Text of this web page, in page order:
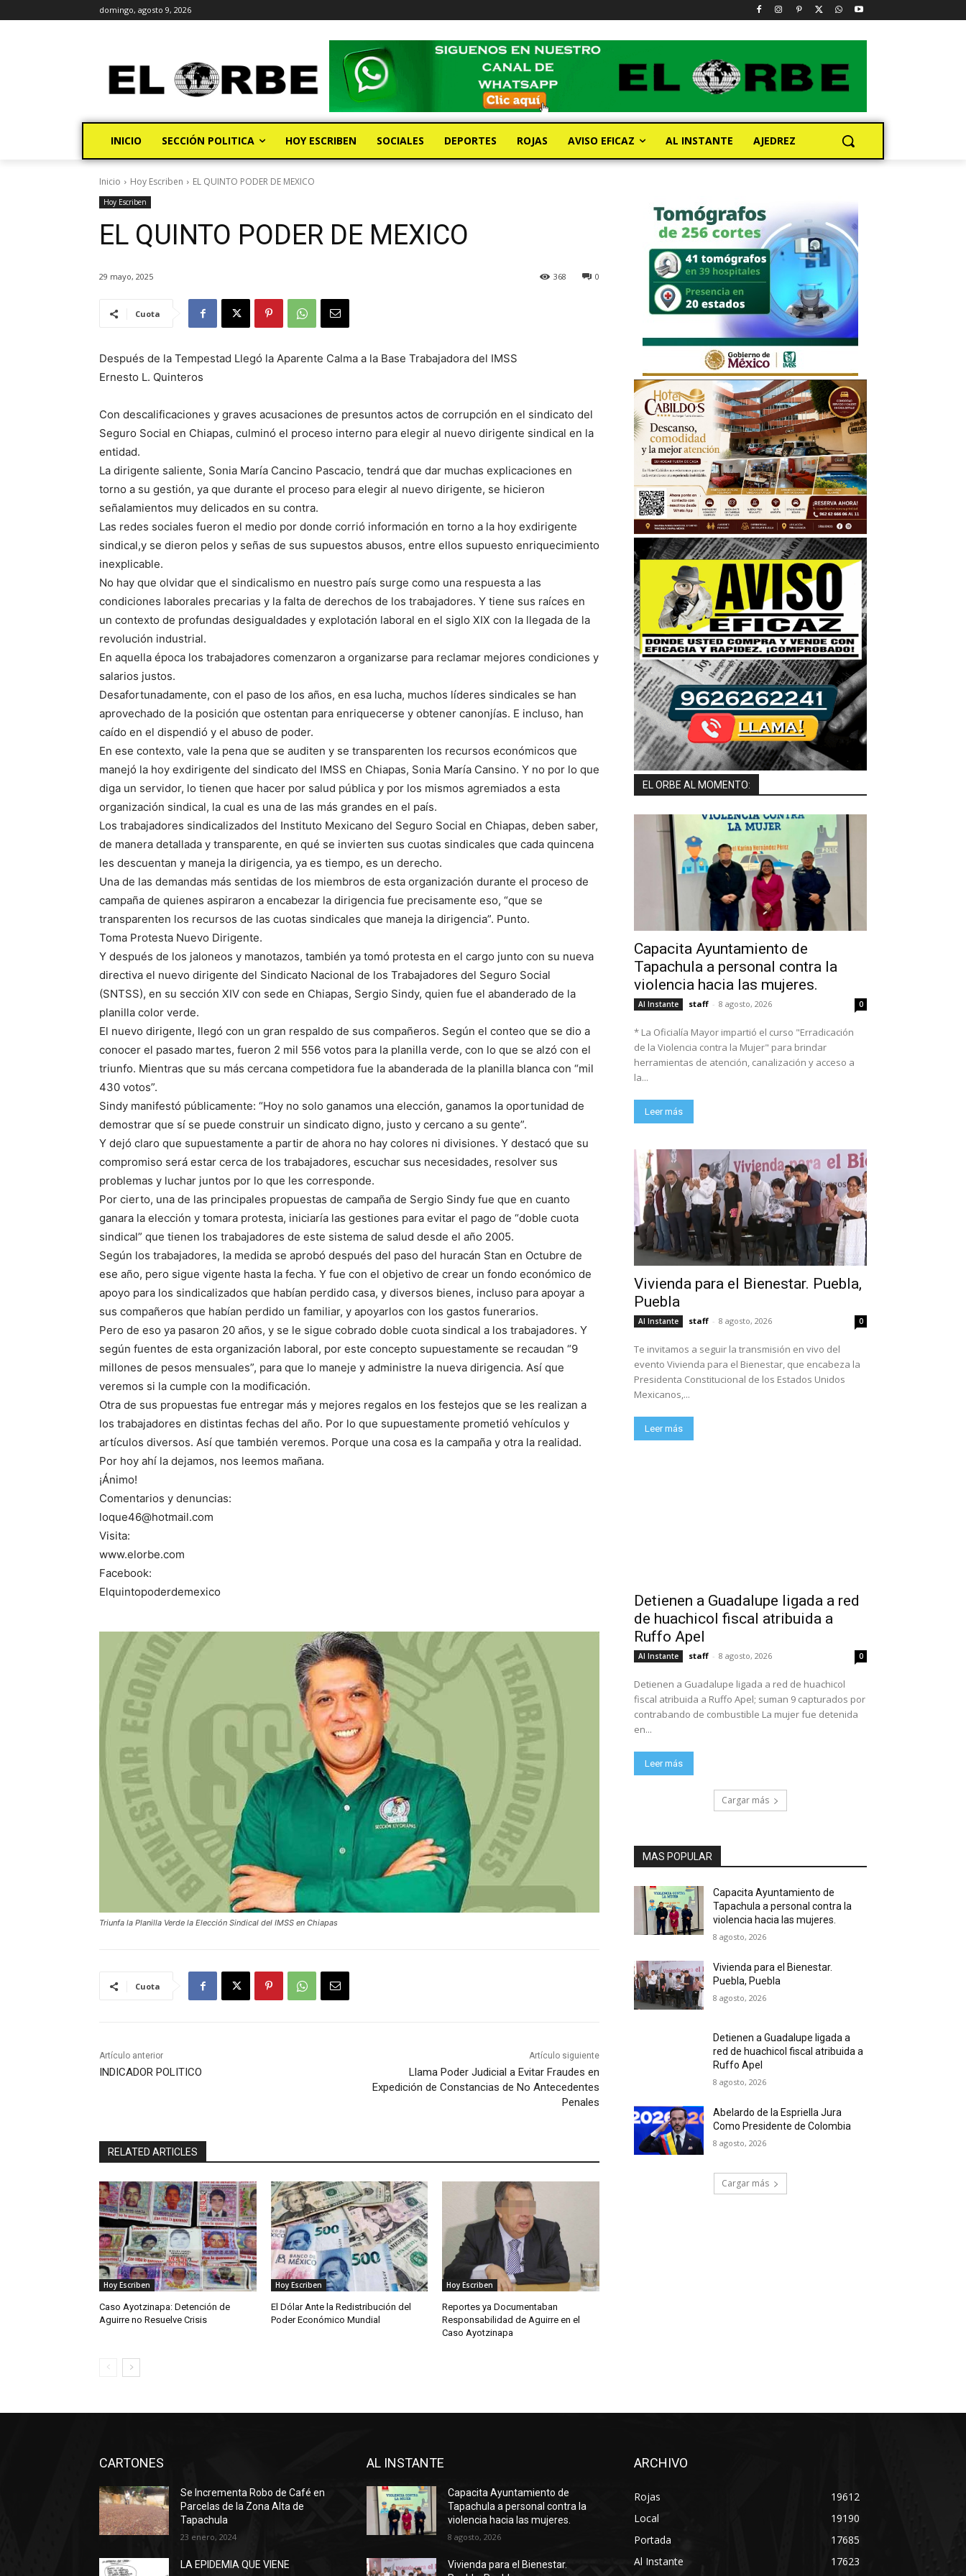
domingo, agosto 9, 2026
INICIO SECCIÓN POLITICA HOY ESCRIBEN SOCIALES DEPORTES ROJAS AVISO EFICAZ AL INSTANTE AJEDREZ
Inicio Hoy Escriben EL QUINTO PODER DE MEXICO
Hoy Escriben
EL QUINTO PODER DE MEXICO
29 mayo, 2025 0
368
Cuota
Después de la Tempestad Llegó la Aparente Calma a la Base Trabajadora del IMSS
Ernesto L. Quinteros
Con descalificaciones y graves acusaciones de presuntos actos de corrupción en el sindicato del
Seguro Social en Chiapas, culminó el proceso interno para elegir al nuevo dirigente sindical en la
entidad.
La dirigente saliente, Sonia María Cancino Pascacio, tendrá que dar muchas explicaciones en
torno a su gestión, ya que durante el proceso para elegir al nuevo dirigente, se hicieron
señalamientos muy delicados en su contra.
Las redes sociales fueron el medio por donde corrió información en torno a la hoy exdirigente
sindical,y se dieron pelos y señas de sus supuestos abusos, entre ellos supuesto enriquecimiento
inexplicable.
No hay que olvidar que el sindicalismo en nuestro país surge como una respuesta a las
condiciones laborales precarias y la falta de derechos de los trabajadores. Y tiene sus raíces en
un contexto de profundas desigualdades y explotación laboral en el siglo XIX con la llegada de la
revolución industrial.
En aquella época los trabajadores comenzaron a organizarse para reclamar mejores condiciones y
salarios justos.
Desafortunadamente, con el paso de los años, en esa lucha, muchos líderes sindicales se han
aprovechado de la posición que ostentan para enriquecerse y obtener canonjías. E incluso, han
caído en el dispendió y el abuso de poder.
En ese contexto, vale la pena que se auditen y se transparenten los recursos económicos que
manejó la hoy exdirigente del sindicato del IMSS en Chiapas, Sonia María Cansino. Y no por lo que
diga un servidor, lo tienen que hacer por salud pública y por los mismos agremiados a esta
organización sindical, la cual es una de las más grandes en el país.
Los trabajadores sindicalizados del Instituto Mexicano del Seguro Social en Chiapas, deben saber,
de manera detallada y transparente, en qué se invierten sus cuotas sindicales que cada quincena
les descuentan y maneja la dirigencia, ya es tiempo, es un derecho.
Una de las demandas más sentidas de los miembros de esta organización durante el proceso de
campaña de quienes aspiraron a encabezar la dirigencia fue precisamente eso, “que se
transparenten los recursos de las cuotas sindicales que maneja la dirigencia”. Punto.
Toma Protesta Nuevo Dirigente.
Y después de los jaloneos y manotazos, también ya tomó protesta en el cargo junto con su nueva
directiva el nuevo dirigente del Sindicato Nacional de los Trabajadores del Seguro Social
(SNTSS), en su sección XIV con sede en Chiapas, Sergio Sindy, quien fue el abanderado de la
planilla color verde.
El nuevo dirigente, llegó con un gran respaldo de sus compañeros. Según el conteo que se dio a
conocer el pasado martes, fueron 2 mil 556 votos para la planilla verde, con lo que se alzó con el
triunfo. Mientras que su más cercana competidora fue la abanderada de la planilla blanca con “mil
430 votos”.
Sindy manifestó públicamente: “Hoy no solo ganamos una elección, ganamos la oportunidad de
demostrar que sí se puede construir un sindicato digno, justo y cercano a su gente”.
Y dejó claro que supuestamente a partir de ahora no hay colores ni divisiones. Y destacó que su
compromiso será estar cerca de los trabajadores, escuchar sus necesidades, resolver sus
problemas y luchar juntos por lo que les corresponde.
Por cierto, una de las principales propuestas de campaña de Sergio Sindy fue que en cuanto
ganara la elección y tomara protesta, iniciaría las gestiones para evitar el pago de “doble cuota
sindical” que tienen los trabajadores de este sistema de salud desde el año 2005.
Según los trabajadores, la medida se aprobó después del paso del huracán Stan en Octubre de
ese año, pero sigue vigente hasta la fecha. Y fue con el objetivo de crear un fondo económico de
apoyo para los sindicalizados que habían perdido casa, y diversos bienes, incluso para apoyar a
sus compañeros que habían perdido un familiar, y apoyarlos con los gastos funerarios.
Pero de eso ya pasaron 20 años, y se le sigue cobrado doble cuota sindical a los trabajadores. Y
según fuentes de esta organización laboral, por este concepto supuestamente se recaudan “9
millones de pesos mensuales”, para que lo maneje y administre la nueva dirigencia. Así que
veremos si la cumple con la modificación.
Otra de sus propuestas fue entregar más y mejores regalos en los festejos que se les realizan a
los trabajadores en distintas fechas del año. Por lo que supuestamente prometió vehículos y
artículos diversos. Así que también veremos. Porque una cosa es la campaña y otra la realidad.
Por hoy ahí la dejamos, nos leemos mañana.
¡Ánimo!
Comentarios y denuncias:
loque46@hotmail.com
Visita:
www.elorbe.com
Facebook:
Elquintopoderdemexico
Triunfa la Planilla Verde la Elección Sindical del IMSS en Chiapas
Cuota
Artículo anterior
INDICADOR POLITICO
Artículo siguiente
Llama Poder Judicial a Evitar Fraudes en
Expedición de Constancias de No Antecedentes
Penales
RELATED ARTICLES
Hoy Escriben
Caso Ayotzinapa: Detención de
Aguirre no Resuelve Crisis
Hoy Escriben
El Dólar Ante la Redistribución del
Poder Económico Mundial
Hoy Escriben
Reportes ya Documentaban
Responsabilidad de Aguirre en el
Caso Ayotzinapa
EL ORBE AL MOMENTO:
Capacita Ayuntamiento de
Tapachula a personal contra la
violencia hacia las mujeres.
Al Instante staff - 8 agosto, 2026 0
* La Oficialía Mayor impartió el curso "Erradicación
de la Violencia contra la Mujer" para brindar
herramientas de atención, canalización y acceso a
la...
Leer más
Vivienda para el Bienestar. Puebla,
Puebla
Al Instante staff - 8 agosto, 2026 0
Te invitamos a seguir la transmisión en vivo del
evento Vivienda para el Bienestar, que encabeza la
Presidenta Constitucional de los Estados Unidos
Mexicanos,...
Leer más
Detienen a Guadalupe ligada a red
de huachicol fiscal atribuida a
Ruffo Apel
Al Instante staff - 8 agosto, 2026 0
Detienen a Guadalupe ligada a red de huachicol
fiscal atribuida a Ruffo Apel; suman 9 capturados por
contrabando de combustible La mujer fue detenida
en...
Leer más
Cargar más
MAS POPULAR
Capacita Ayuntamiento de
Tapachula a personal contra la
violencia hacia las mujeres.
8 agosto, 2026
Vivienda para el Bienestar.
Puebla, Puebla
8 agosto, 2026
Detienen a Guadalupe ligada a
red de huachicol fiscal atribuida a
Ruffo Apel
8 agosto, 2026
Abelardo de la Espriella Jura
Como Presidente de Colombia
8 agosto, 2026
Cargar más
CARTONES
Se Incrementa Robo de Café en
Parcelas de la Zona Alta de
Tapachula
23 enero, 2024
LA EPIDEMIA QUE VIENE
AL INSTANTE
Capacita Ayuntamiento de
Tapachula a personal contra la
violencia hacia las mujeres.
8 agosto, 2026
Vivienda para el Bienestar.
ARCHIVO
Rojas
19612
Local
19190
Portada
17685
Al Instante
17623